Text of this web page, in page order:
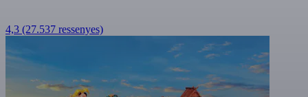
4,3 (27.537 ressenyes)